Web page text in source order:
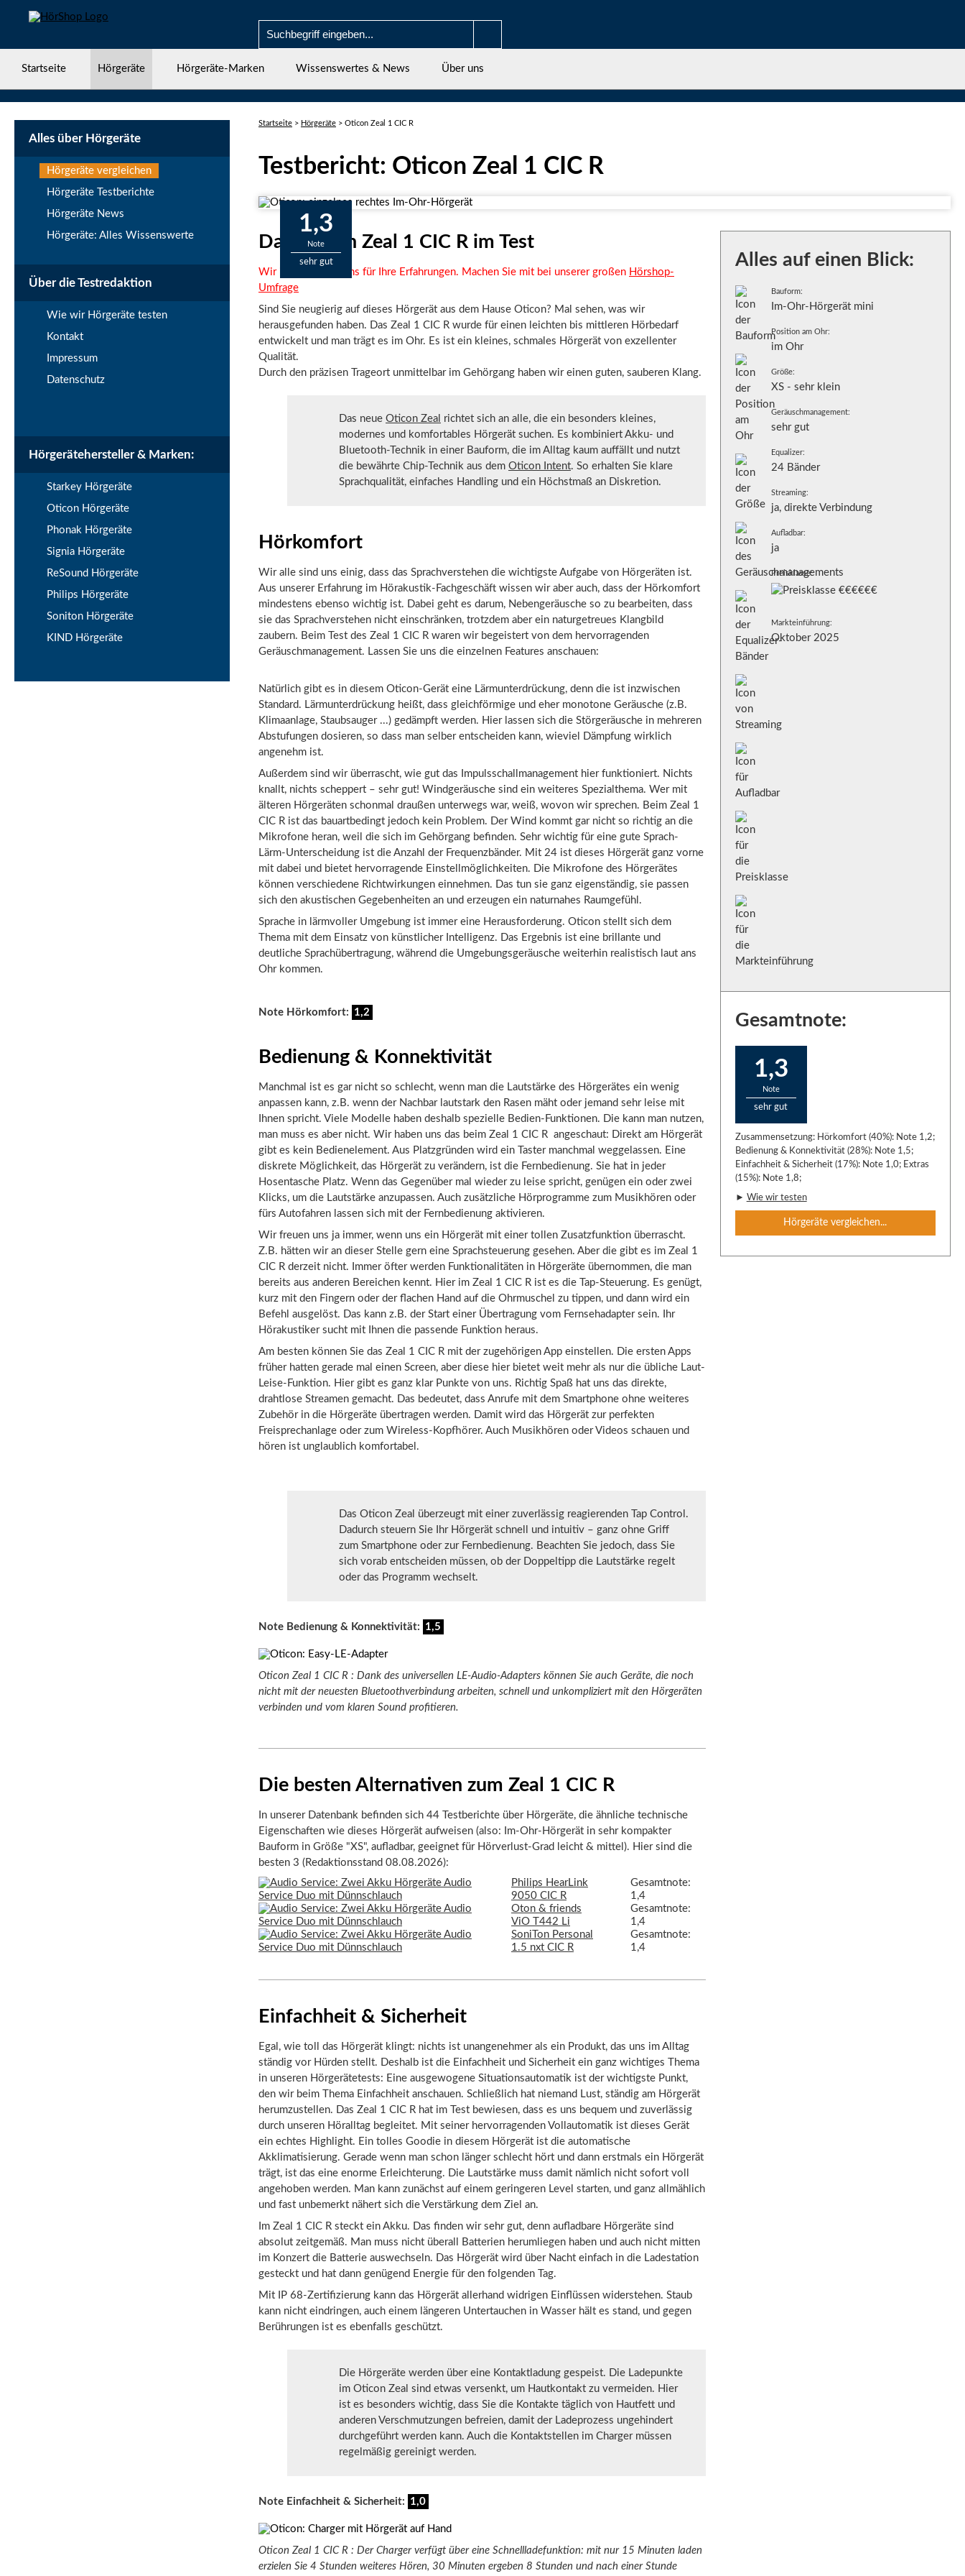
Startseite Hörgeräte Hörgeräte-Marken Wissenswertes & News Über uns
Startseite > Hörgeräte > Oticon Zeal 1 CIC R
Testbericht: Oticon Zeal 1 CIC R
1,3
Note
sehr gut
Das Oticon Zeal 1 CIC R im Test
Wir interessieren uns für Ihre Erfahrungen. Machen Sie mit bei unserer großen Hörshop-
Umfrage
Sind Sie neugierig auf dieses Hörgerät aus dem Hause Oticon? Mal sehen, was wir
herausgefunden haben. Das Zeal 1 CIC R wurde für einen leichten bis mittleren Hörbedarf
entwickelt und man trägt es im Ohr. Es ist ein kleines, schmales Hörgerät von exzellenter
Qualität.
Durch den präzisen Trageort unmittelbar im Gehörgang haben wir einen guten, sauberen Klang.
Das neue Oticon Zeal richtet sich an alle, die ein besonders kleines,
modernes und komfortables Hörgerät suchen. Es kombiniert Akku- und
Bluetooth-Technik in einer Bauform, die im Alltag kaum auffällt und nutzt
die bewährte Chip-Technik aus dem Oticon Intent. So erhalten Sie klare
Sprachqualität, einfaches Handling und ein Höchstmaß an Diskretion.
Hörkomfort
Wir alle sind uns einig, dass das Sprachverstehen die wichtigste Aufgabe von Hörgeräten ist.
Aus unserer Erfahrung im Hörakustik-Fachgeschäft wissen wir aber auch, dass der Hörkomfort
mindestens ebenso wichtig ist. Dabei geht es darum, Nebengeräusche so zu bearbeiten, dass
sie das Sprachverstehen nicht einschränken, trotzdem aber ein naturgetreues Klangbild
zaubern. Beim Test des Zeal 1 CIC R waren wir begeistert von dem hervorragenden
Geräuschmanagement. Lassen Sie uns die einzelnen Features anschauen:
Natürlich gibt es in diesem Oticon-Gerät eine Lärmunterdrückung, denn die ist inzwischen
Standard. Lärmunterdrückung heißt, dass gleichförmige und eher monotone Geräusche (z.B.
Klimaanlage, Staubsauger ...) gedämpft werden. Hier lassen sich die Störgeräusche in mehreren
Abstufungen dosieren, so dass man selber entscheiden kann, wieviel Dämpfung wirklich
angenehm ist.
Außerdem sind wir überrascht, wie gut das Impulsschallmanagement hier funktioniert. Nichts
knallt, nichts scheppert – sehr gut! Windgeräusche sind ein weiteres Spezialthema. Wer mit
älteren Hörgeräten schonmal draußen unterwegs war, weiß, wovon wir sprechen. Beim Zeal 1
CIC R ist das bauartbedingt jedoch kein Problem. Der Wind kommt gar nicht so richtig an die
Mikrofone heran, weil die sich im Gehörgang befinden. Sehr wichtig für eine gute Sprach-
Lärm-Unterscheidung ist die Anzahl der Frequenzbänder. Mit 24 ist dieses Hörgerät ganz vorne
mit dabei und bietet hervorragende Einstellmöglichkeiten. Die Mikrofone des Hörgerätes
können verschiedene Richtwirkungen einnehmen. Das tun sie ganz eigenständig, sie passen
sich den akustischen Gegebenheiten an und erzeugen ein naturnahes Raumgefühl.
Sprache in lärmvoller Umgebung ist immer eine Herausforderung. Oticon stellt sich dem
Thema mit dem Einsatz von künstlicher Intelligenz. Das Ergebnis ist eine brillante und
deutliche Sprachübertragung, während die Umgebungsgeräusche weiterhin realistisch laut ans
Ohr kommen.
Note Hörkomfort: 1,2
Bedienung & Konnektivität
Manchmal ist es gar nicht so schlecht, wenn man die Lautstärke des Hörgerätes ein wenig
anpassen kann, z.B. wenn der Nachbar lautstark den Rasen mäht oder jemand sehr leise mit
Ihnen spricht. Viele Modelle haben deshalb spezielle Bedien-Funktionen. Die kann man nutzen,
man muss es aber nicht. Wir haben uns das beim Zeal 1 CIC R angeschaut: Direkt am Hörgerät
gibt es kein Bedienelement. Aus Platzgründen wird ein Taster manchmal weggelassen. Eine
diskrete Möglichkeit, das Hörgerät zu verändern, ist die Fernbedienung. Sie hat in jeder
Hosentasche Platz. Wenn das Gegenüber mal wieder zu leise spricht, genügen ein oder zwei
Klicks, um die Lautstärke anzupassen. Auch zusätzliche Hörprogramme zum Musikhören oder
fürs Autofahren lassen sich mit der Fernbedienung aktivieren.
Wir freuen uns ja immer, wenn uns ein Hörgerät mit einer tollen Zusatzfunktion überrascht.
Z.B. hätten wir an dieser Stelle gern eine Sprachsteuerung gesehen. Aber die gibt es im Zeal 1
CIC R derzeit nicht. Immer öfter werden Funktionalitäten in Hörgeräte übernommen, die man
bereits aus anderen Bereichen kennt. Hier im Zeal 1 CIC R ist es die Tap-Steuerung. Es genügt,
kurz mit den Fingern oder der flachen Hand auf die Ohrmuschel zu tippen, und dann wird ein
Befehl ausgelöst. Das kann z.B. der Start einer Übertragung vom Fernsehadapter sein. Ihr
Hörakustiker sucht mit Ihnen die passende Funktion heraus.
Am besten können Sie das Zeal 1 CIC R mit der zugehörigen App einstellen. Die ersten Apps
früher hatten gerade mal einen Screen, aber diese hier bietet weit mehr als nur die übliche Laut-
Leise-Funktion. Hier gibt es ganz klar Punkte von uns. Richtig Spaß hat uns das direkte,
drahtlose Streamen gemacht. Das bedeutet, dass Anrufe mit dem Smartphone ohne weiteres
Zubehör in die Hörgeräte übertragen werden. Damit wird das Hörgerät zur perfekten
Freisprechanlage oder zum Wireless-Kopfhörer. Auch Musikhören oder Videos schauen und
hören ist unglaublich komfortabel.
Das Oticon Zeal überzeugt mit einer zuverlässig reagierenden Tap Control.
Dadurch steuern Sie Ihr Hörgerät schnell und intuitiv – ganz ohne Griff
zum Smartphone oder zur Fernbedienung. Beachten Sie jedoch, dass Sie
sich vorab entscheiden müssen, ob der Doppeltipp die Lautstärke regelt
oder das Programm wechselt.
Note Bedienung & Konnektivität: 1,5
Oticon Zeal 1 CIC R : Dank des universellen LE-Audio-Adapters können Sie auch Geräte, die noch
nicht mit der neuesten Bluetoothverbindung arbeiten, schnell und unkompliziert mit den Hörgeräten
verbinden und vom klaren Sound profitieren.
Die besten Alternativen zum Zeal 1 CIC R
In unserer Datenbank befinden sich 44 Testberichte über Hörgeräte, die ähnliche technische
Eigenschaften wie dieses Hörgerät aufweisen (also: Im-Ohr-Hörgerät in sehr kompakter
Bauform in Größe "XS", aufladbar, geeignet für Hörverlust-Grad leicht & mittel). Hier sind die
besten 3 (Redaktionsstand 08.08.2026):
Philips HearLink
9050 CIC R
Gesamtnote:
1,4
Oton & friends
ViO T442 Li
Gesamtnote:
1,4
SoniTon Personal
1.5 nxt CIC R
Gesamtnote:
1,4
Einfachheit & Sicherheit
Egal, wie toll das Hörgerät klingt: nichts ist unangenehmer als ein Produkt, das uns im Alltag
ständig vor Hürden stellt. Deshalb ist die Einfachheit und Sicherheit ein ganz wichtiges Thema
in unseren Hörgerätetests: Eine ausgewogene Situationsautomatik ist der wichtigste Punkt,
den wir beim Thema Einfachheit anschauen. Schließlich hat niemand Lust, ständig am Hörgerät
herumzustellen. Das Zeal 1 CIC R hat im Test bewiesen, dass es uns bequem und zuverlässig
durch unseren Höralltag begleitet. Mit seiner hervorragenden Vollautomatik ist dieses Gerät
ein echtes Highlight. Ein tolles Goodie in diesem Hörgerät ist die automatische
Akklimatisierung. Gerade wenn man schon länger schlecht hört und dann erstmals ein Hörgerät
trägt, ist das eine enorme Erleichterung. Die Lautstärke muss damit nämlich nicht sofort voll
angehoben werden. Man kann zunächst auf einem geringeren Level starten, und ganz allmählich
und fast unbemerkt nähert sich die Verstärkung dem Ziel an.
Im Zeal 1 CIC R steckt ein Akku. Das finden wir sehr gut, denn aufladbare Hörgeräte sind
absolut zeitgemäß. Man muss nicht überall Batterien herumliegen haben und auch nicht mitten
im Konzert die Batterie auswechseln. Das Hörgerät wird über Nacht einfach in die Ladestation
gesteckt und hat dann genügend Energie für den folgenden Tag.
Mit IP 68-Zertifizierung kann das Hörgerät allerhand widrigen Einflüssen widerstehen. Staub
kann nicht eindringen, auch einem längeren Untertauchen in Wasser hält es stand, und gegen
Berührungen ist es ebenfalls geschützt.
Die Hörgeräte werden über eine Kontaktladung gespeist. Die Ladepunkte
im Oticon Zeal sind etwas versenkt, um Hautkontakt zu vermeiden. Hier
ist es besonders wichtig, dass Sie die Kontakte täglich von Hautfett und
anderen Verschmutzungen befreien, damit der Ladeprozess ungehindert
durchgeführt werden kann. Auch die Kontaktstellen im Charger müssen
regelmäßig gereinigt werden.
Note Einfachheit & Sicherheit: 1,0
Oticon Zeal 1 CIC R : Der Charger verfügt über eine Schnellladefunktion: mit nur 15 Minuten laden
erzielen Sie 4 Stunden weiteres Hören, 30 Minuten ergeben 8 Stunden und nach einer Stunde
Alles auf einen Blick:
Bauform:
Im-Ohr-Hörgerät mini
Position am Ohr:
im Ohr
Größe:
XS - sehr klein
Geräuschmanagement:
sehr gut
Equalizer:
24 Bänder
Streaming:
ja, direkte Verbindung
Aufladbar:
ja
Preisklasse:
Markteinführung:
Oktober 2025
Gesamtnote:
1,3
Note
sehr gut
Zusammensetzung: Hörkomfort (40%): Note 1,2;
Bedienung & Konnektivität (28%): Note 1,5;
Einfachheit & Sicherheit (17%): Note 1,0; Extras
(15%): Note 1,8;
► Wie wir testen
Hörgeräte vergleichen...
Alles über Hörgeräte
Hörgeräte vergleichen
Hörgeräte Testberichte
Hörgeräte News
Hörgeräte: Alles Wissenswerte
Über die Testredaktion
Wie wir Hörgeräte testen
Kontakt
Impressum
Datenschutz
Hörgerätehersteller & Marken:
Starkey Hörgeräte
Oticon Hörgeräte
Phonak Hörgeräte
Signia Hörgeräte
ReSound Hörgeräte
Philips Hörgeräte
Soniton Hörgeräte
KIND Hörgeräte